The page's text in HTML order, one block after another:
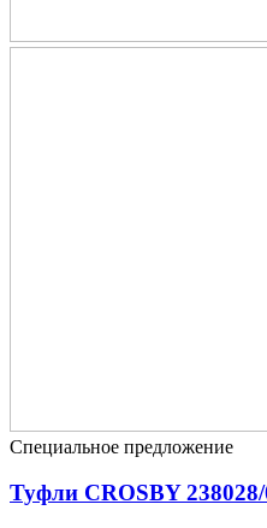
Специальное предложение
Туфли CROSBY 238028/